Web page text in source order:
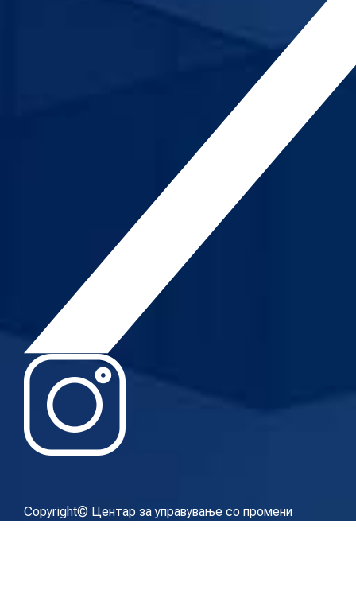
Copyright© Центар за управување со промени